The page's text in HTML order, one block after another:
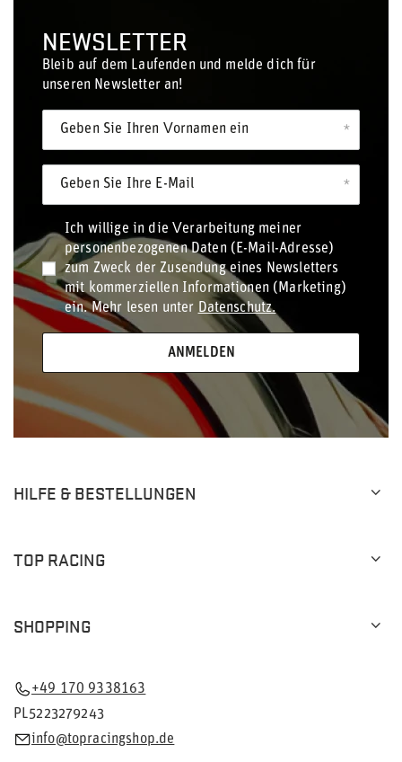
NEWSLETTER
Bleib auf dem Laufenden und melde dich für
unseren Newsletter an!
Geben Sie Ihren Vornamen ein
Geben Sie Ihre E-Mail
Ich willige in die Verarbeitung meiner
personenbezogenen Daten (E-Mail-Adresse)
zum Zweck der Zusendung eines Newsletters
mit kommerziellen Informationen (Marketing)
ein. Mehr lesen unter Datenschutz.
ANMELDEN
HILFE & BESTELLUNGEN
TOP RACING
SHOPPING
+49 170 9338163
PL5223279243
info@topracingshop.de